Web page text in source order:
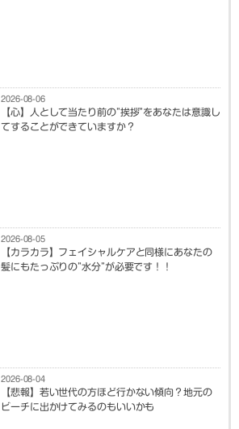
2026-08-06
【心】人として当たり前の”挨拶”をあなたは意識し
てすることができていますか？
2026-08-05
【カラカラ】フェイシャルケアと同様にあなたの
髪にもたっぷりの”水分”が必要です！！
2026-08-04
【悲報】若い世代の方ほど行かない傾向？地元の
ビーチに出かけてみるのもいいかも